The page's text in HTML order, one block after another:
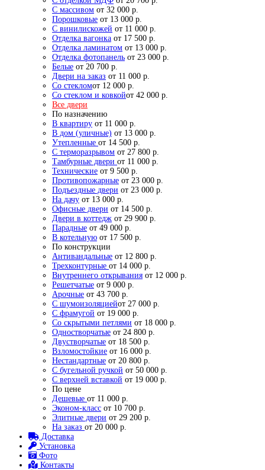
С массивом от 32 000 р.
Порошковые от 13 000 р.
С винилискожей от 11 000 р.
Отделка вагонка от 17 500 р.
Отделка ламинатом от 13 000 р.
Отделка фотопанель от 23 000 р.
Белые от 20 700 р.
Двери на заказ от 11 000 р.
Со стекломот 12 000 р.
Со стеклом и ковкойот 42 000 р.
Все двери
По назначению
В квартиру от 11 000 р.
В дом (уличные) от 13 000 р.
Утепленные от 14 500 р.
С терморазрывом от 27 800 р.
Тамбурные двери от 11 000 р.
Технические от 9 500 р.
Противопожарные от 23 000 р.
Подъездные двери от 23 000 р.
На дачу от 13 000 р.
Офисные двери от 14 500 р.
Двери в коттедж от 29 900 р.
Парадные от 49 000 р.
В котельную от 17 500 р.
По конструкции
Антивандальные от 12 800 р.
Трехконтурные от 14 000 р.
Внутреннего открывания от 12 000 р.
Решетчатые от 9 000 р.
Арочные от 43 700 р.
С шумоизоляциейот 27 000 р.
С фрамугой от 19 000 р.
Со скрытыми петлями от 18 000 р.
Одностворчатые от 24 800 р.
Двустворчатые от 18 500 р.
Взломостойкие от 16 000 р.
Нестандартные от 20 800 р.
С бугельной ручкой от 50 000 р.
С верхней вставкой от 19 000 р.
По цене
Дешевые от 11 000 р.
Эконом-класс от 10 700 р.
Элитные двери от 29 200 р.
На заказ от 20 000 р.
Доставка
Установка
Фото
Контакты